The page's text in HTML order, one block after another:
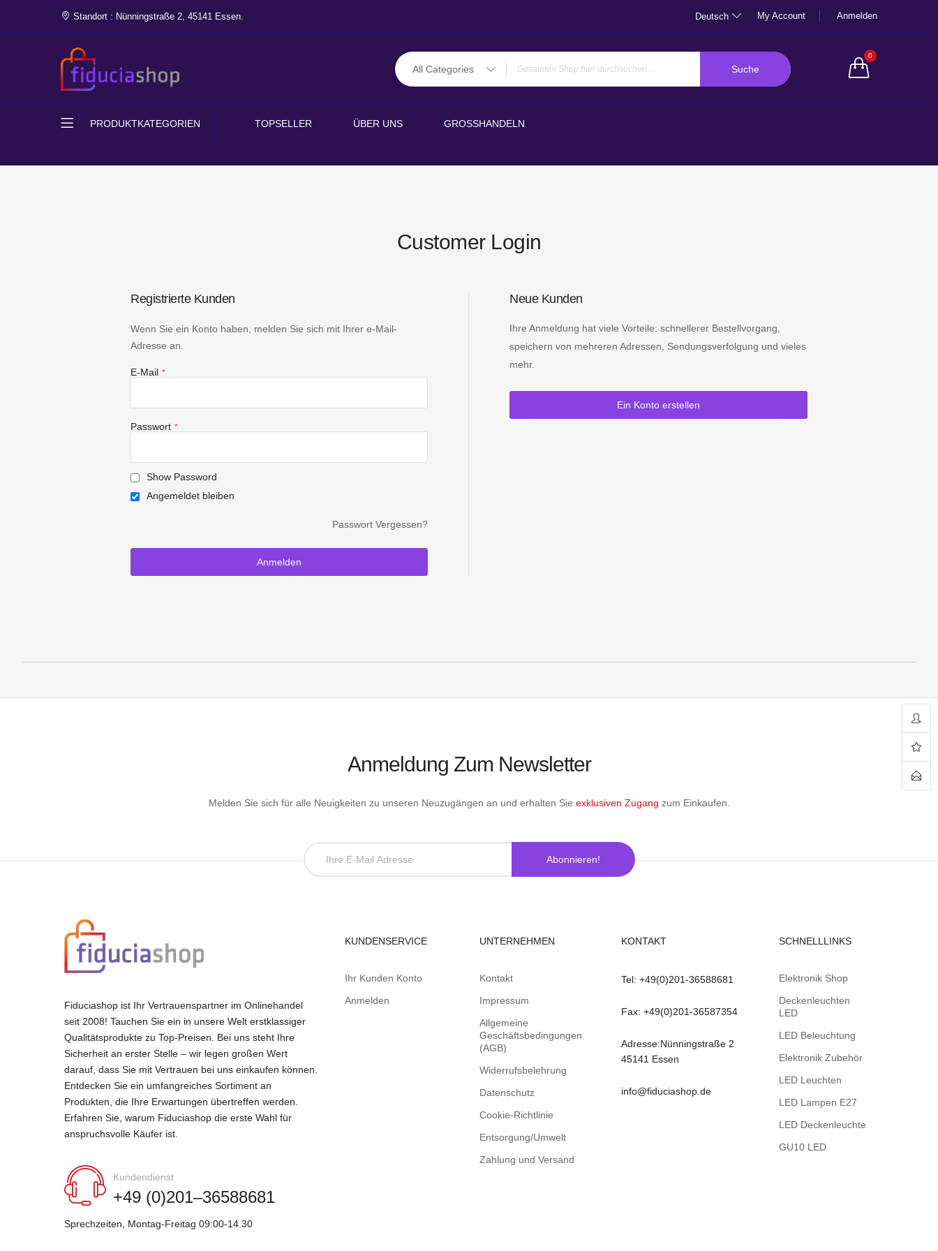
Standort : Nünningstraße 2, 45141 Essen. Deutsch My Account Anmelden
0
All Categories Suche
PRODUKTKATEGORIEN TOPSELLER ÜBER UNS GROSSHANDELN
Customer Login
Registrierte Kunden
Wenn Sie ein Konto haben, melden Sie sich mit Ihrer e-Mail-
Adresse an.
E-Mail
Passwort
Show Password
Angemeldet bleiben
Anmelden
Passwort Vergessen?
Neue Kunden
Ihre Anmeldung hat viele Vorteile: schnellerer Bestellvorgang,
speichern von mehreren Adressen, Sendungsverfolgung und vieles
mehr.
Ein Konto erstellen
Anmeldung Zum Newsletter
Melden Sie sich für alle Neuigkeiten zu unseren Neuzugängen an und erhalten Sie exklusiven Zugang zum Einkaufen.
Abonnieren!
Fiduciashop ist Ihr Vertrauenspartner im Onlinehandel
seit 2008! Tauchen Sie ein in unsere Welt erstklassiger
Qualitätsprodukte zu Top-Preisen. Bei uns steht Ihre
Sicherheit an erster Stelle – wir legen großen Wert
darauf, dass Sie mit Vertrauen bei uns einkaufen können.
Entdecken Sie ein umfangreiches Sortiment an
Produkten, die Ihre Erwartungen übertreffen werden.
Erfahren Sie, warum Fiduciashop die erste Wahl für
anspruchsvolle Käufer ist.
Kundendienst
+49 (0)201–36588681
Sprechzeiten, Montag-Freitag 09:00-14.30
KUNDENSERVICE
Ihr Kunden Konto
Anmelden
UNTERNEHMEN
Kontakt
Impressum
Allgemeine
Geschäftsbedingungen
(AGB)
Widerrufsbelehrung
Datenschutz
Cookie-Richtlinie
Entsorgung/Umwelt
Zahlung und Versand
KONTAKT
Tel: +49(0)201-36588681
Fax: +49(0)201-36587354
Adresse:Nünningstraße 2
45141 Essen
info@fiduciashop.de
SCHNELLLINKS
Elektronik Shop
Deckenleuchten
LED
LED Beleuchtung
Elektronik Zubehör
LED Leuchten
LED Lampen E27
LED Deckenleuchte
GU10 LED